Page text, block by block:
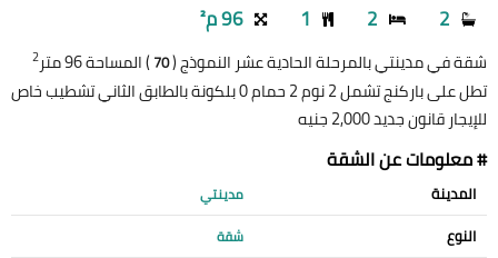
2
2
1 96 م²
شقة في مدينتي بالمرحلة الحادية عشر النموذج (70) المساحة 96 متر 2
تطل على باركنج تشمل 2 نوم 2 حمام 0 بلكونة بالطابق الثاني تشطيب خاص
للإيجار قانون جديد 2,000 جنيه
# معلومات عن الشقة
المدينة مدينتي
النوع شقة